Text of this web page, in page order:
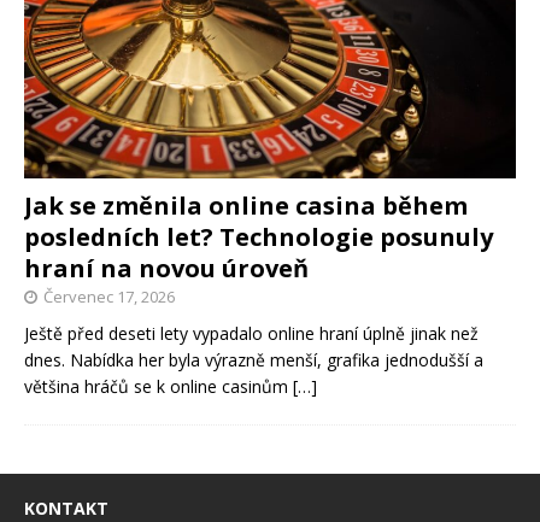
Jak se změnila online casina během
posledních let? Technologie posunuly
hraní na novou úroveň
Červenec 17, 2026
Ještě před deseti lety vypadalo online hraní úplně jinak než
dnes. Nabídka her byla výrazně menší, grafika jednodušší a
většina hráčů se k online casinům […]
KONTAKT